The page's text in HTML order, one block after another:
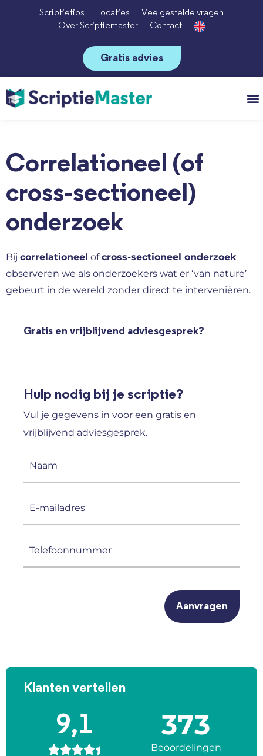
Scriptietips Locaties
Veelgestelde vragen
Over Scriptiemaster
Contact
Gratis advies
Correlationeel (of
cross-sectioneel)
onderzoek
Bij correlationeel ofcross-sectioneel onderzoek
observeren we als onderzoekers wat er ‘van nature’
gebeurt in de wereld zonder direct te interveniëren.
Gratis en vrijblijvend adviesgesprek?
Hulp nodig bij je scriptie?
Vul je gegevens in voor een gratis en
vrijblijvend adviesgesprek.
Klanten vertellen
9,1

373
Beoordelingen